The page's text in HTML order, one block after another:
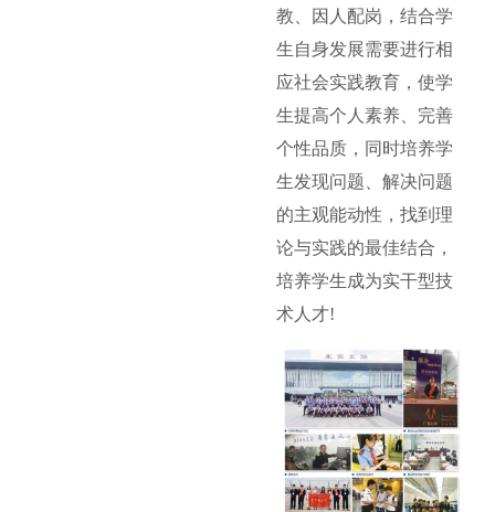
教、因人配岗，结合学
生自身发展需要进行相
应社会实践教育，使学
生提高个人素养、完善
个性品质，同时培养学
生发现问题、解决问题
的主观能动性，找到理
论与实践的最佳结合，
培养学生成为实干型技
术人才!